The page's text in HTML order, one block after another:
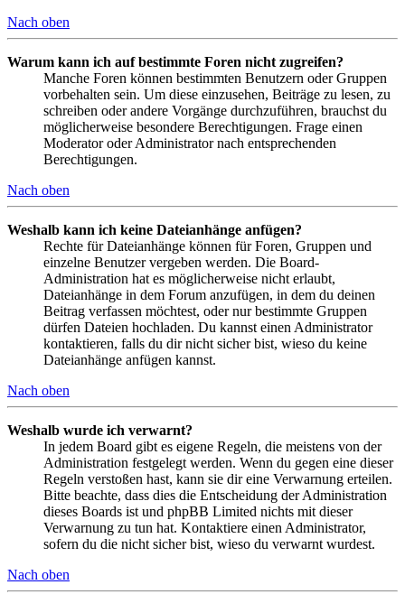
Nach oben
Warum kann ich auf bestimmte Foren nicht zugreifen?
Manche Foren können bestimmten Benutzern oder Gruppen
vorbehalten sein. Um diese einzusehen, Beiträge zu lesen, zu
schreiben oder andere Vorgänge durchzuführen, brauchst du
möglicherweise besondere Berechtigungen. Frage einen
Moderator oder Administrator nach entsprechenden
Berechtigungen.
Nach oben
Weshalb kann ich keine Dateianhänge anfügen?
Rechte für Dateianhänge können für Foren, Gruppen und
einzelne Benutzer vergeben werden. Die Board-
Administration hat es möglicherweise nicht erlaubt,
Dateianhänge in dem Forum anzufügen, in dem du deinen
Beitrag verfassen möchtest, oder nur bestimmte Gruppen
dürfen Dateien hochladen. Du kannst einen Administrator
kontaktieren, falls du dir nicht sicher bist, wieso du keine
Dateianhänge anfügen kannst.
Nach oben
Weshalb wurde ich verwarnt?
In jedem Board gibt es eigene Regeln, die meistens von der
Administration festgelegt werden. Wenn du gegen eine dieser
Regeln verstoßen hast, kann sie dir eine Verwarnung erteilen.
Bitte beachte, dass dies die Entscheidung der Administration
dieses Boards ist und phpBB Limited nichts mit dieser
Verwarnung zu tun hat. Kontaktiere einen Administrator,
sofern du die nicht sicher bist, wieso du verwarnt wurdest.
Nach oben